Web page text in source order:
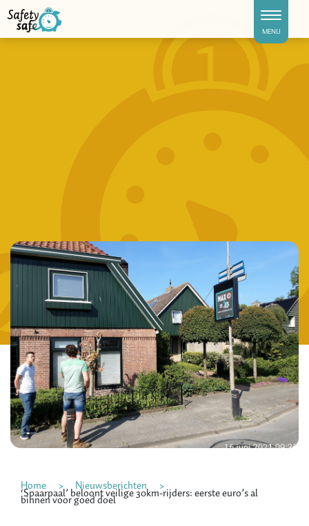
Toggle
MENU
Home Nieuwsberichten
‘Spaarpaal’ beloont veilige 30km-rijders: eerste euro’s al
binnen voor goed doel